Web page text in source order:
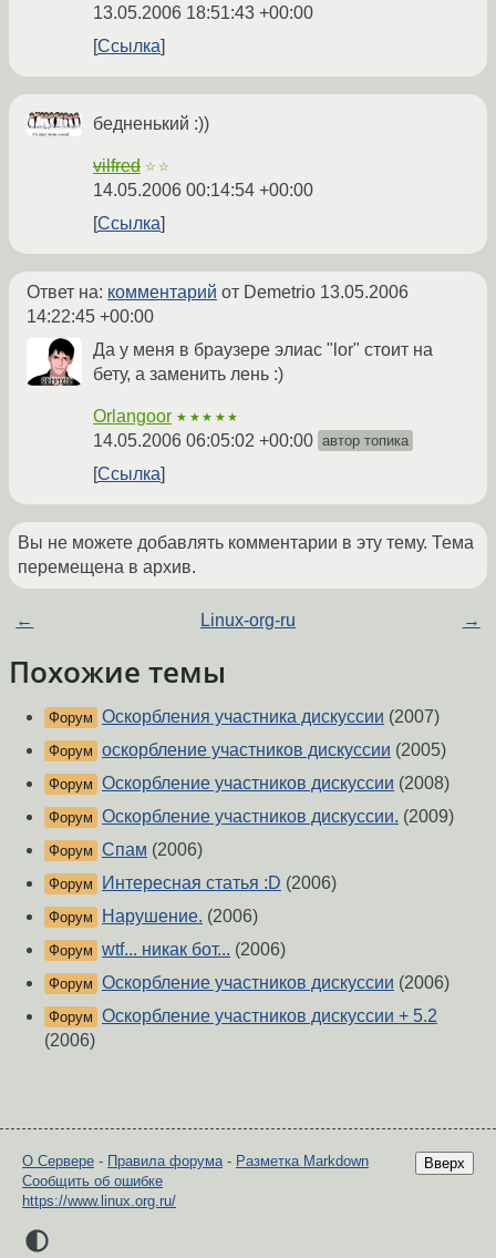
13.05.2006 18:51:43 +00:00
Ссылка
бедненький :))
vilfred ☆☆
14.05.2006 00:14:54 +00:00
Ссылка
Ответ на: комментарий от Demetrio 13.05.2006
14:22:45 +00:00
Да у меня в браузере элиас "lor" стоит на
бету, а заменить лень :)
Orlangoor ★★★★★
14.05.2006 06:05:02 +00:00 автор топика
Ссылка
Вы не можете добавлять комментарии в эту тему. Тема
перемещена в архив.
← Linux-org-ru →
Похожие темы
Форум Оскорбления участника дискуссии (2007)
Форум оскорбление участников дискуссии (2005)
Форум Оскорбление участников дискуссии (2008)
Форум Оскорбление участников дискуссии. (2009)
Форум Спам (2006)
Форум Интересная статья :D (2006)
Форум Нарушение. (2006)
Форум wtf... никак бот... (2006)
Форум Оскорбление участников дискуссии (2006)
Форум Оскорбление участников дискуссии + 5.2
(2006)
Вверх
О Сервере - Правила форума- Разметка Markdown
Сообщить об ошибке
https://www.linux.org.ru/